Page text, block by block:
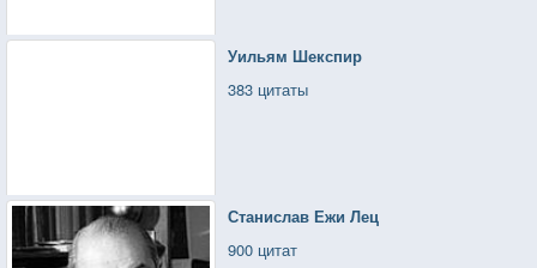
Уильям Шекспир
383 цитаты
Станислав Ежи Лец
900 цитат